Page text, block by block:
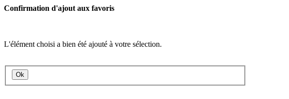
Confirmation d'ajout aux favoris
L'élément choisi a bien été ajouté à votre sélection.